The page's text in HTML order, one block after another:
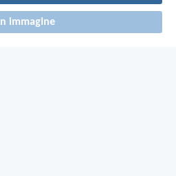
immagine